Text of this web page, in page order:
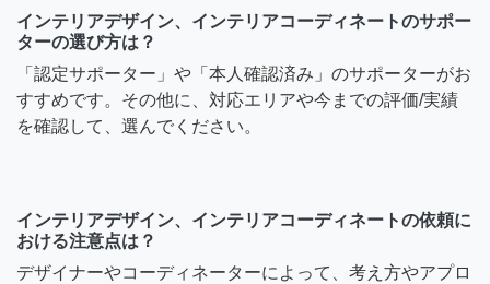
インテリアデザイン、インテリアコーディネートのサポー
ターの選び方は？
「認定サポーター」や「本人確認済み」のサポーターがお
すすめです。その他に、対応エリアや今までの評価/実績
を確認して、選んでください。
インテリアデザイン、インテリアコーディネートの依頼に
おける注意点は？
デザイナーやコーディネーターによって、考え方やアプロ